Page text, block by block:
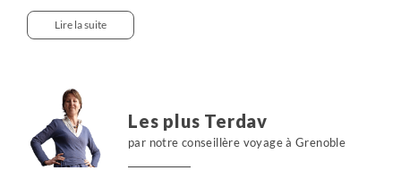
diversité culturelle de cette contrée. Le "pays du
fromage" vous réserve également de belles expériences
Lire la suite
Les plus Terdav
par notre conseillère voyage à Grenoble